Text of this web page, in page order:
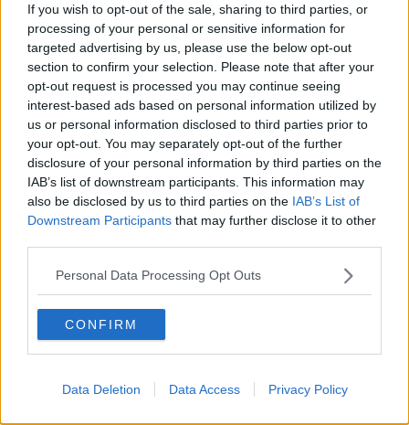
If you wish to opt-out of the sale, sharing to third parties, or
processing of your personal or sensitive information for
targeted advertising by us, please use the below opt-out
section to confirm your selection. Please note that after your
opt-out request is processed you may continue seeing
interest-based ads based on personal information utilized by
us or personal information disclosed to third parties prior to
your opt-out. You may separately opt-out of the further
disclosure of your personal information by third parties on the
IAB’s list of downstream participants. This information may
also be disclosed by us to third parties on the IAB’s List of
Downstream Participants that may further disclose it to other
Personal Data Processing Opt Outs
CONFIRM
Data Deletion Data Access Privacy Policy
L'Oscuro
Generazioni
Cristobal
Il paese dei balocchi
Ciò che resta
La balena
Vittorio
La bufera
Il mago, la pera e il Bar la Posta
Primavera
Elogio dell'ombra
Pensieri
Settembre
Fabrizia
Anna
I pensieri fragili
Strada facendo
FINAL Adeus commissario Favati
Il cigno serpente